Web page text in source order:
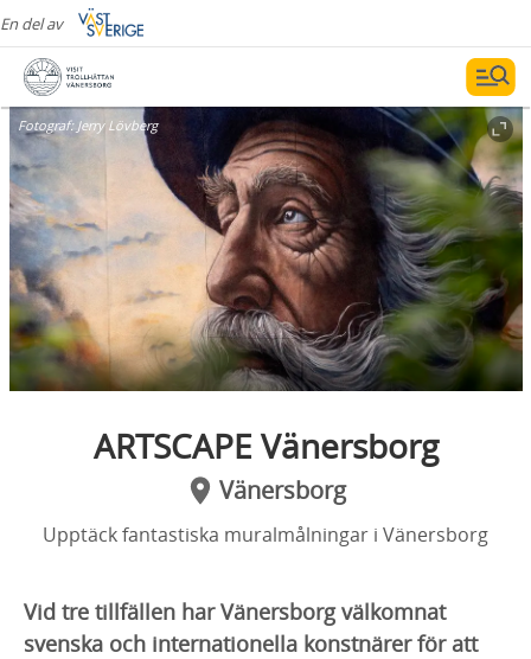
En del av
Fotograf: Jerry Lövberg
ARTSCAPE Vänersborg
Vänersborg
Upptäck fantastiska muralmålningar i Vänersborg
Vid tre tillfällen har Vänersborg välkomnat
svenska och internationella konstnärer för att